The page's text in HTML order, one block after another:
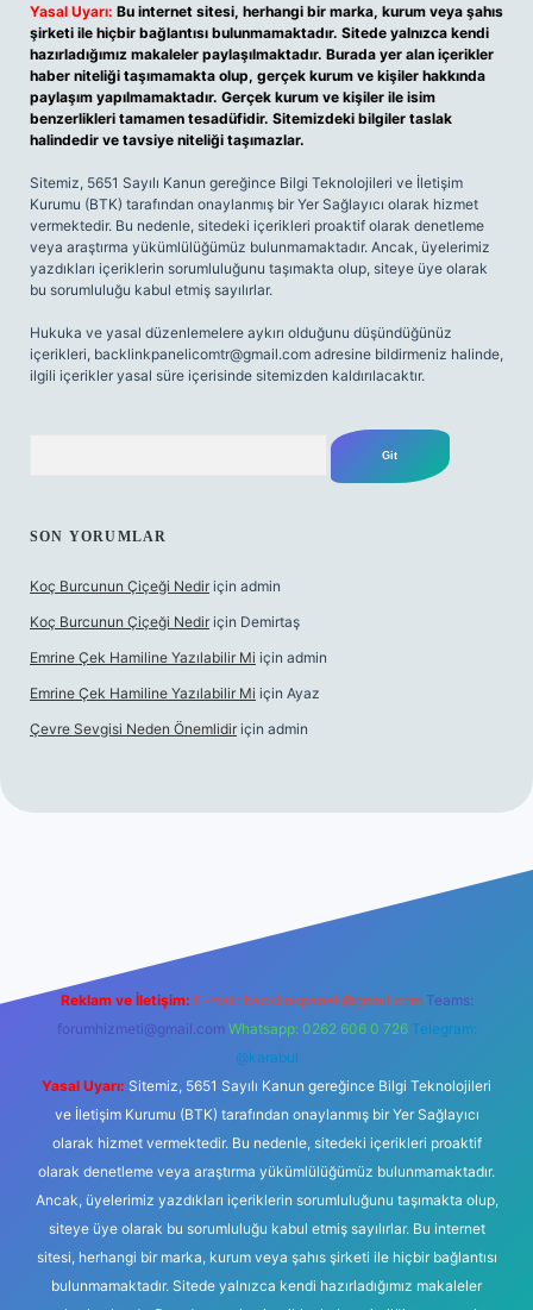
Yasal Uyarı: Bu internet sitesi, herhangi bir marka, kurum veya şahıs
şirketi ile hiçbir bağlantısı bulunmamaktadır. Sitede yalnızca kendi
hazırladığımız makaleler paylaşılmaktadır. Burada yer alan içerikler
haber niteliği taşımamakta olup, gerçek kurum ve kişiler hakkında
paylaşım yapılmamaktadır. Gerçek kurum ve kişiler ile isim
benzerlikleri tamamen tesadüfidir. Sitemizdeki bilgiler taslak
halindedir ve tavsiye niteliği taşımazlar.
Sitemiz, 5651 Sayılı Kanun gereğince Bilgi Teknolojileri ve İletişim
Kurumu (BTK) tarafından onaylanmış bir Yer Sağlayıcı olarak hizmet
vermektedir. Bu nedenle, sitedeki içerikleri proaktif olarak denetleme
veya araştırma yükümlülüğümüz bulunmamaktadır. Ancak, üyelerimiz
yazdıkları içeriklerin sorumluluğunu taşımakta olup, siteye üye olarak
bu sorumluluğu kabul etmiş sayılırlar.
Hukuka ve yasal düzenlemelere aykırı olduğunu düşündüğünüz
içerikleri, backlinkpanelicomtr@gmail.com adresine bildirmeniz halinde,
ilgili içerikler yasal süre içerisinde sitemizden kaldırılacaktır.
SON YORUMLAR
Koç Burcunun Çiçeği Nedir için admin
Koç Burcunun Çiçeği Nedir için Demirtaş
Emrine Çek Hamiline Yazılabilir Mi için admin
Emrine Çek Hamiline Yazılabilir Mi için Ayaz
Çevre Sevgisi Neden Önemlidir için admin
Reklam ve İletişim: E-mail: backlinkpaneli@gmail.com Teams:
forumhizmeti@gmail.com Whatsapp: 0262 606 0 726 Telegram:
@karabul
Yasal Uyarı: Sitemiz, 5651 Sayılı Kanun gereğince Bilgi Teknolojileri
ve İletişim Kurumu (BTK) tarafından onaylanmış bir Yer Sağlayıcı
olarak hizmet vermektedir. Bu nedenle, sitedeki içerikleri proaktif
olarak denetleme veya araştırma yükümlülüğümüz bulunmamaktadır.
Ancak, üyelerimiz yazdıkları içeriklerin sorumluluğunu taşımakta olup,
siteye üye olarak bu sorumluluğu kabul etmiş sayılırlar. Bu internet
sitesi, herhangi bir marka, kurum veya şahıs şirketi ile hiçbir bağlantısı
bulunmamaktadır. Sitede yalnızca kendi hazırladığımız makaleler